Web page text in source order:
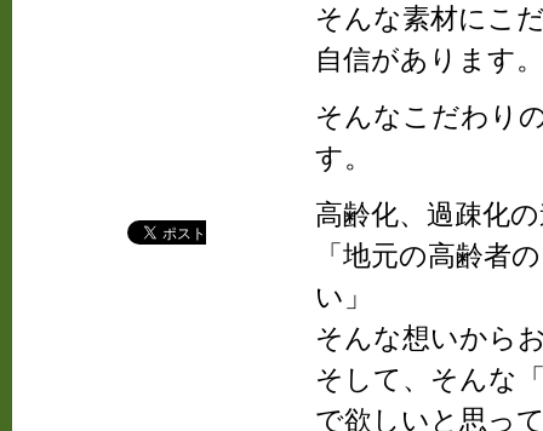
そんな素材にこ
自信があります
そんなこだわり
す。
高齢化、過疎化
「地元の高齢者
い」
そんな想いから
そして、そんな
で欲しいと思っ